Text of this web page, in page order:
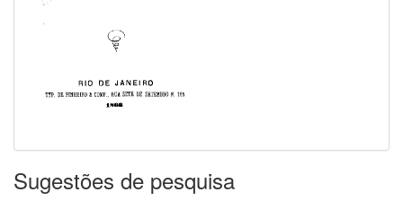
Sugestões de pesquisa